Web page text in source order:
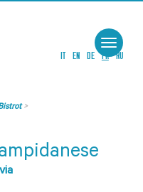
IT EN DE FR RU
Toggle
>